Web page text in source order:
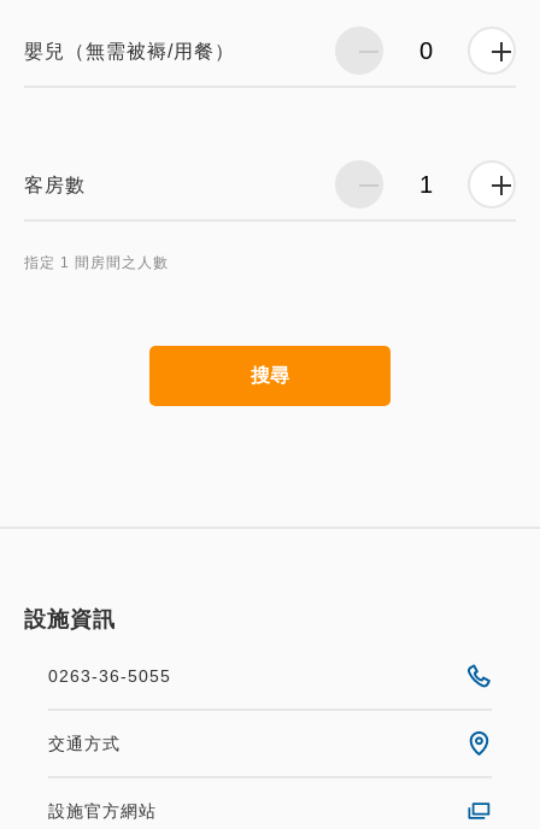
嬰兒（無需被褥/用餐）
客房數
指定 1 間房間之人數
搜尋
設施資訊
0263-36-5055
交通方式
設施官方網站